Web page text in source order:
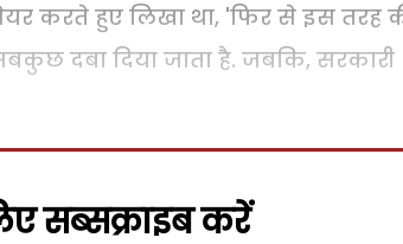
करते हुए लिखा था, 'फिर से इस तरह
दबा दिया जाता है. जबकि, सरकारी
सब्सक्राइब करें